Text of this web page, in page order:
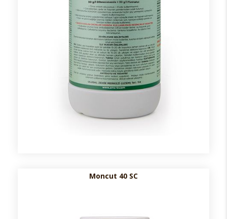
Moncut 40 SC